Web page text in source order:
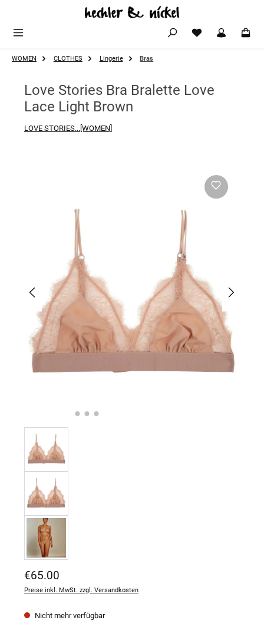
Zum Hauptinhalt springen
WOMEN CLOTHES Lingerie Bras
Love Stories Bra Bralette Love
Lace Light Brown
LOVE STORIES...[WOMEN]
Regulärer Preis:
€65.00
Preise inkl. MwSt. zzgl. Versandkosten
Nicht mehr verfügbar